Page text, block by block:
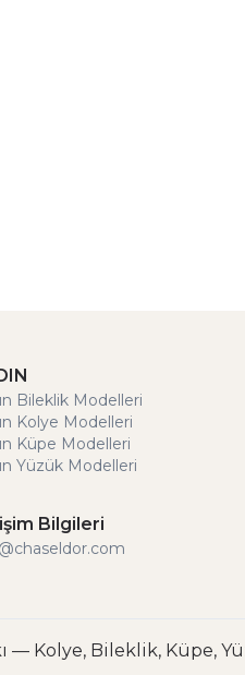
Bileklik Modelleri
Kolye Modelleri
Küpe Modelleri
Yüzük Modelleri
Bilgileri
Kolye, Bileklik, Küpe,